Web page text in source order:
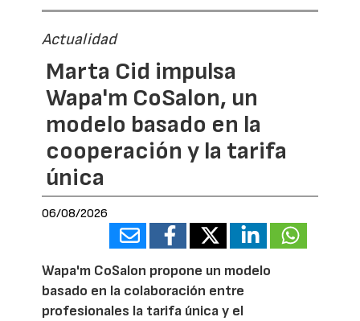
Actualidad
Marta Cid impulsa
Wapa'm CoSalon, un
modelo basado en la
cooperación y la tarifa
única
06/08/2026
Wapa'm CoSalon propone un modelo
basado en la colaboración entre
profesionales la tarifa única y el